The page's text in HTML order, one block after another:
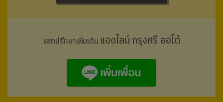
แชทปรึกษาเพิ่มเติม แอดไลน์ กรุงศรี ออโต้